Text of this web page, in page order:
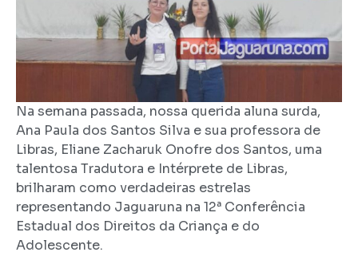
Na semana passada, nossa querida aluna surda,
Ana Paula dos Santos Silva e sua professora de
Libras, Eliane Zacharuk Onofre dos Santos, uma
talentosa Tradutora e Intérprete de Libras,
brilharam como verdadeiras estrelas
representando Jaguaruna na 12ª Conferência
Estadual dos Direitos da Criança e do
Adolescente.